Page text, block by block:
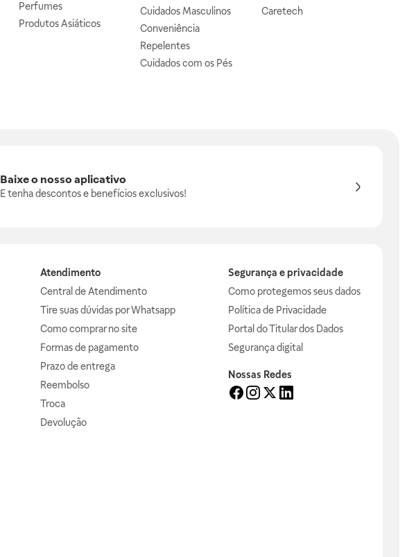
Perfumes
Produtos Asiáticos
Cuidados Masculinos
Conveniência
Repelentes
Cuidados com os Pés
Caretech
Baixe o nosso aplicativo
E tenha descontos e benefícios exclusivos!
Atendimento
Central de Atendimento
Tire suas dúvidas por Whatsapp
Como comprar no site
Formas de pagamento
Prazo de entrega
Reembolso
Troca
Devolução
Segurança e privacidade
Como protegemos seus dados
Política de Privacidade
Portal do Titular dos Dados
Segurança digital
Nossas Redes